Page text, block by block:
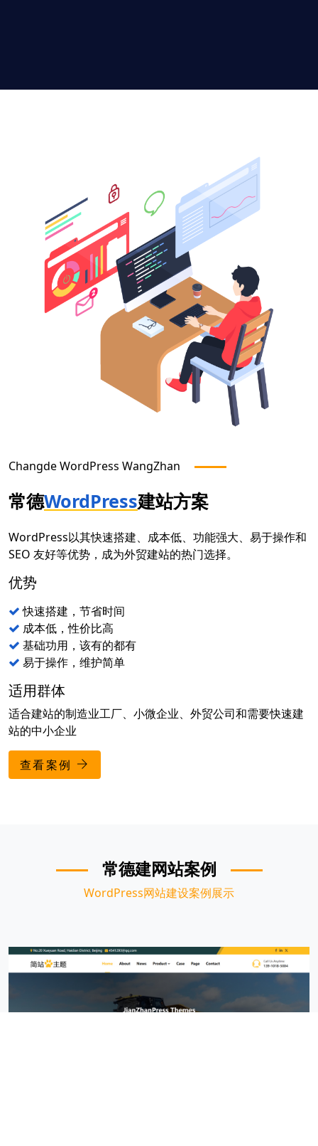
ChangdeWordPress WangZhan
常德WordPress建站方案
WordPress以其快速搭建、成本低、功能强大、易于操作和
SEO 友好等优势，成为外贸建站的热门选择。
优势
快速搭建，节省时间
成本低，性价比高
基础功用，该有的都有
易于操作，维护简单
适用群体
适合建站的制造业工厂、小微企业、外贸公司和需要快速建
站的中小企业
查看案例
常德建网站案例
WordPress网站建设案例展示